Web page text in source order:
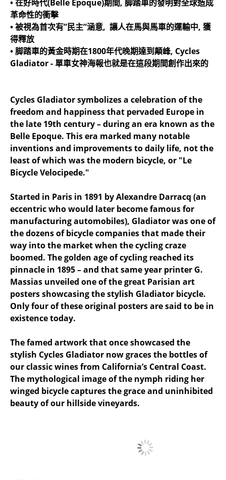
• 在好時代(Belle Epoque)期間, 脚踏車的發明對全球造成
革命性的衝擊
• 被視為首次有”民主”涵意, 讓人在馬與馬車的運輸中, 獲
得釋放
• 脚踏車的黃金時期在1800年代晚期達到顛峰, Cycles
Gladiator - 單車女神海報也就是在這段期間創作出來的
Cycles Gladiator symbolizes a celebration of the
freedom and happiness that pervaded Europe in
the late 19th century – during an era known as the
Belle Epoque. This era marked many notable
inventions and improvements to daily life, not the
least of which was the modern bicycle, or "Le
Bicycle Velocipede."
Started in Paris in 1891 by Alexandre Darracq (an
eccentric who would later become famous for
manufacturing automobiles), Gladiator was one of
the dozens of bicycle companies that made their
way into the market when the cycling craze
boomed. The golden age of cycling reached its
pinnacle in 1895 – and that same year printer G.
Massias unveiled one of the great Parisian art
posters showcasing the stylish Gladiator bicycle.
Only four of these original posters are said to be in
existence today.
The famed artwork that once showcased the
stylish Cycles Gladiator now graces the bottles of
our classic wines from California’s Central Coast.
The mythological image of the nymph riding her
winged bicycle captures the grace and uninhibited
beauty of our hillside vineyards.